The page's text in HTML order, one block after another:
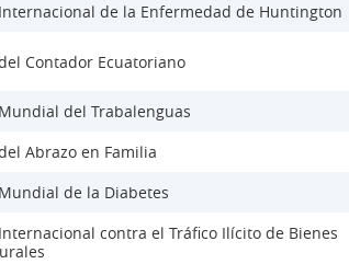
de la Enfermedad de Huntington
Contador Ecuatoriano
del Trabalenguas
Abrazo en Familia
de la Diabetes
contra el Tráfico Ilícito de Bienes